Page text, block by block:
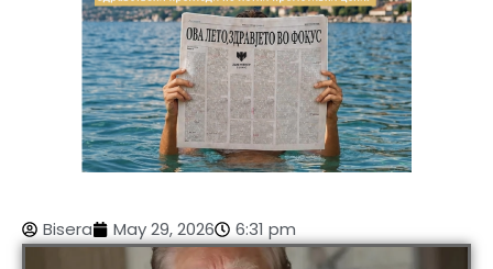
Bisera May 29, 2026 6:31 pm